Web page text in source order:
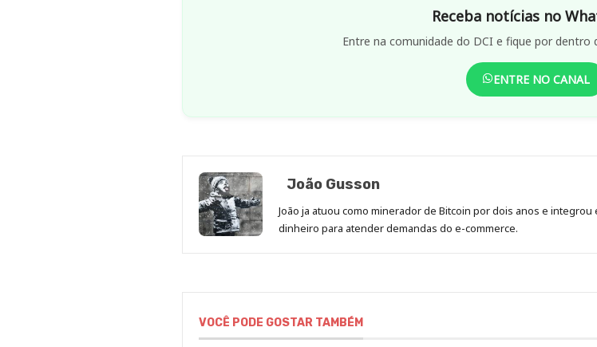
Receba notícias no
Entre na comunidade do DCI e fique por dentro
ENTRE NO CANAL
João Gusson
João ja atuou como minerador de Bitcoin por dois anos e
dinheiro para atender demandas do e-commerce.
VOCÊ PODE GOSTAR TAMBÉM